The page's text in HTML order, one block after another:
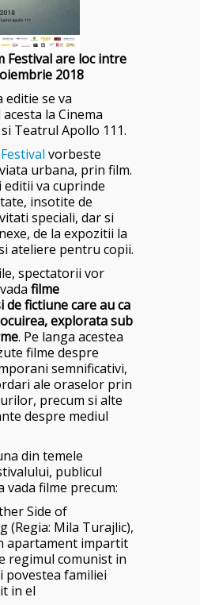
Festival are loc intre
2018
editie se va
la Cinema
Teatrul Apollo 111.
vorbeste
urbana, prin film.
va cuprinde
insotite de
speciali, dar si
de la expozitii la
ateliere pentru copii.
spectatorii vor
filme
de fictiune care au ca
explorata sub
. Pe langa acestea
filme despre
semnificativi,
ale oraselor prin
precum si alte
despre mediul
din temele
publicul
vada filme precum:
Side of
(Regia: Mila Turajlic),
apartament impartit
regimul comunist in
povestea familiei
in el